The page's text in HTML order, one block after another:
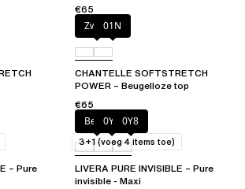
€65
Zwart01N
CHANTELLE SOFTSTRETCH
POWER – Beugelloze top
€65
– Pure
Beige0Y3 0Y8
LIVERA PURE INVISIBLE – Pure
invisible - Maxi
3+1 (voeg 4 items toe)